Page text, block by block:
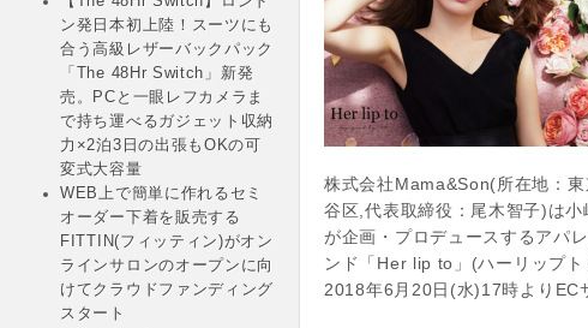
ン発日本初上陸！スーツにも
合う高級レザーバックパック
「The 48Hr Switch」新発
売。PCと一眼レフカメラま
で持ち運べるガジェット収納
力×2泊3日の出張もOKの可
変式大容量
WEB上で簡単に作れるセミ
オーダー下着を販売する
FITTIN(フィッティン)がオン
ラインサロンのオープンに向
けてクラウドファンディング
スタート
株式会社Mama&Son(所在地：東
谷区,代表取締役：尾木智子)は小
が企画・プロデュースするアパ
ンド「Her lip to」(ハーリップト
2018年6月20日(水)17時よりEC